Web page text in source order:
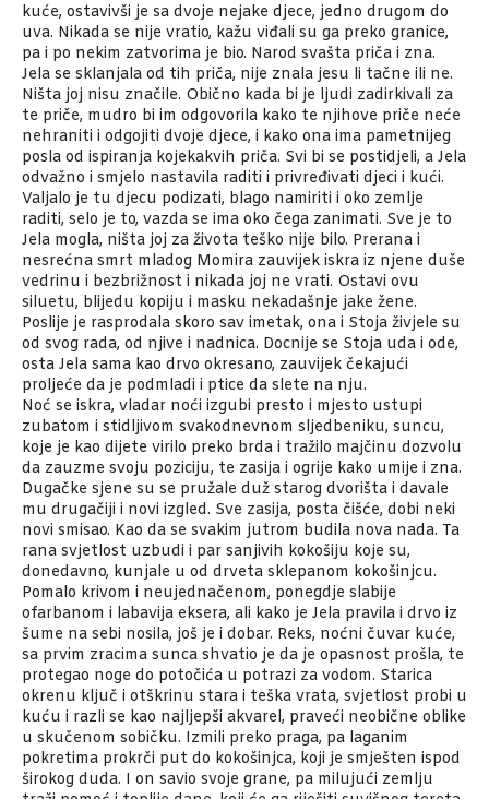
kuće, ostavivši je sa dvoje nejake djece, jedno drugom do
uva. Nikada se nije vratio, kažu viđali su ga preko granice,
pa i po nekim zatvorima je bio. Narod svašta priča i zna.
Jela se sklanjala od tih priča, nije znala jesu li tačne ili ne.
Ništa joj nisu značile. Obično kada bi je ljudi zadirkivali za
te priče, mudro bi im odgovorila kako te njihove priče neće
nehraniti i odgojiti dvoje djece, i kako ona ima pametnijeg
posla od ispiranja kojekakvih priča. Svi bi se postidjeli, a Jela
odvažno i smjelo nastavila raditi i privređivati djeci i kući.
Valjalo je tu djecu podizati, blago namiriti i oko zemlje
raditi, selo je to, vazda se ima oko čega zanimati. Sve je to
Jela mogla, ništa joj za života teško nije bilo. Prerana i
nesrećna smrt mladog Momira zauvijek iskra iz njene duše
vedrinu i bezbrižnost i nikada joj ne vrati. Ostavi ovu
siluetu, blijedu kopiju i masku nekadašnje jake žene.
Poslije je rasprodala skoro sav imetak, ona i Stoja živjele su
od svog rada, od njive i nadnica. Docnije se Stoja uda i ode,
osta Jela sama kao drvo okresano, zauvijek čekajući
proljeće da je podmladi i ptice da slete na nju.
Noć se iskra, vladar noći izgubi presto i mjesto ustupi
zubatom i stidljivom svakodnevnom sljedbeniku, suncu,
koje je kao dijete virilo preko brda i tražilo majčinu dozvolu
da zauzme svoju poziciju, te zasija i ogrije kako umije i zna.
Dugačke sjene su se pružale duž starog dvorišta i davale
mu drugačiji i novi izgled. Sve zasija, posta čišće, dobi neki
novi smisao. Kao da se svakim jutrom budila nova nada. Ta
rana svjetlost uzbudi i par sanjivih kokošiju koje su,
donedavno, kunjale u od drveta sklepanom kokošinjcu.
Pomalo krivom i neujednačenom, ponegdje slabije
ofarbanom i labavija eksera, ali kako je Jela pravila i drvo iz
šume na sebi nosila, još je i dobar. Reks, noćni čuvar kuće,
sa prvim zracima sunca shvatio je da je opasnost prošla, te
protegao noge do potočića u potrazi za vodom. Starica
okrenu ključ i otškrinu stara i teška vrata, svjetlost probi u
kuću i razli se kao najljepši akvarel, praveći neobične oblike
u skučenom sobičku. Izmili preko praga, pa laganim
pokretima prokrči put do kokošinjca, koji je smješten ispod
širokog duda. I on savio svoje grane, pa milujući zemlju